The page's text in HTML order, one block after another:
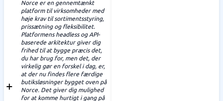
Norce er en gennemtænkt
platform til virksomheder med
høje krav til sortimentsstyring,
prissætning og fleksibilitet.
Platformens headless og API-
baserede arkitektur giver dig
frihed til at bygge præcis det,
du har brug for, men det, der
virkelig gør en forskel i dag, er,
at der nu findes flere færdige
butiksløsninger bygget oven på
Norce. Det giver dig mulighed
for at komme hurtigt i gang på